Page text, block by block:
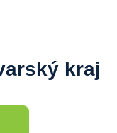
kraj